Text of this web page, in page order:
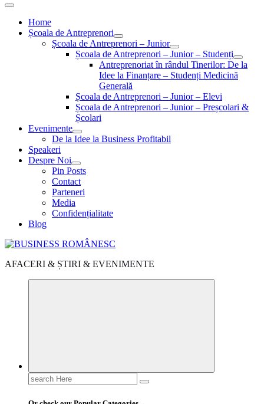
Home
Școala de Antreprenori
Școala de Antreprenori – Junior
Școala de Antreprenori – Junior – Studenți
Antreprenoriat în rândul Tinerilor: De la
Idee la Finanțare – Studenți Medicină
Generală
Școala de Antreprenori – Junior – Elevi
Școala de Antreprenori – Junior – Preșcolari &
Școlari
Evenimente
De la Idee la Business Profitabil
Speakeri
Despre Noi
Pin Posts
Contact
Parteneri
Media
Confidențialitate
Blog
AFACERI & ȘTIRI & EVENIMENTE
Search
for: